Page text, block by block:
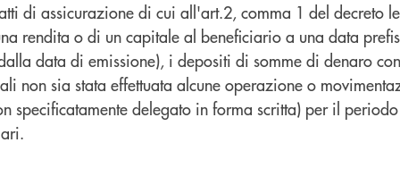
di assicurazione di cui all'art.2, comma 1 del decreto
rendita o di un capitale al beneficiario a una data
data di emissione), i depositi di somme di denaro
non sia stata effettuata alcune operazione o
specificatamente delegato in forma scritta) per il